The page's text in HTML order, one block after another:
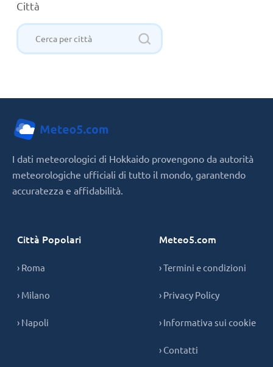
Città
I dati meteorologici di Hokkaido provengono da autorità
meteorologiche ufficiali di tutto il mondo, garantendo
accuratezza e affidabilità.
Città Popolari
› Roma
› Milano
› Napoli
Meteo5.com
› Termini e condizioni
› Privacy Policy
› Informativa sui cookie
› Contatti